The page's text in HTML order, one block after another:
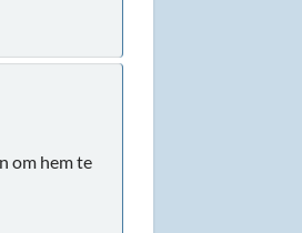
om hem te